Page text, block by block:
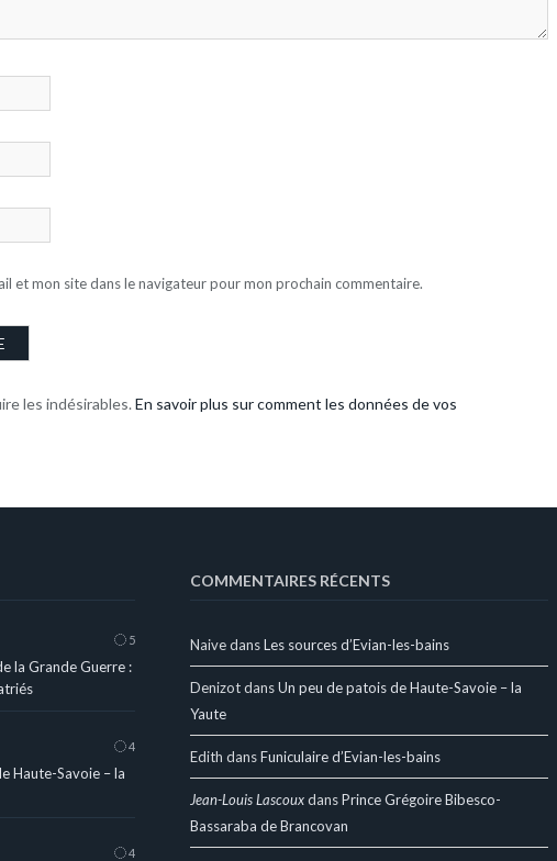
et mon site dans le navigateur pour mon prochain commentaire.
les indésirables. En savoir plus sur comment les données de vos
5
la Grande Guerre :
4
Haute-Savoie – la
4
COMMENTAIRES RÉCENTS
NaivedansLes sources d’Evian-les-bains
DenizotdansUn peu de patois de Haute-Savoie – la
Yaute
Edith dansFuniculaire d’Evian-les-bains
Jean-Louis LascouxdansPrince Grégoire Bibesco-
Bassaraba de Brancovan